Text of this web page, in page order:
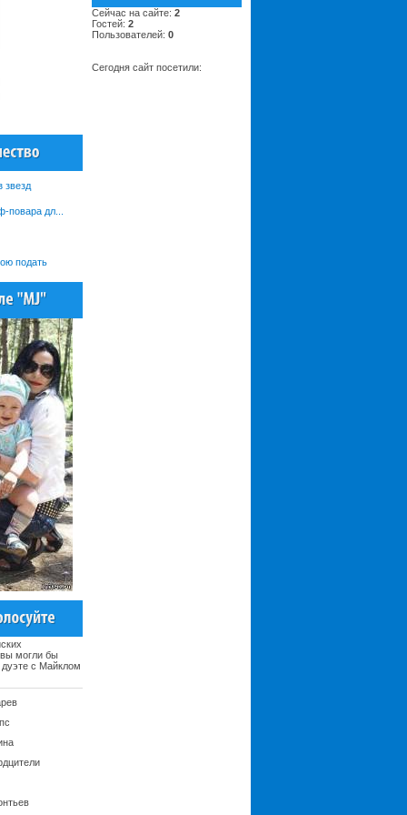
звезд
повара дл...
подать
могли бы
дуэте с Майклом
Сейчас на сайте: 2
Гостей: 2
Пользователей: 0
Сегодня сайт посетили: